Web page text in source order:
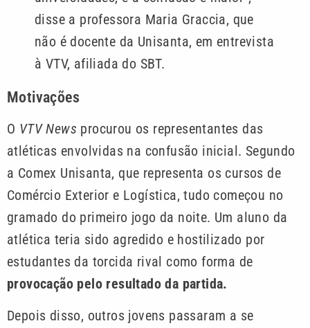
disse a professora Maria Graccia, que
não é docente da Unisanta, em entrevista
à VTV, afiliada do SBT.
Motivações
O VTV News procurou os representantes das
atléticas envolvidas na confusão inicial. Segundo
a Comex Unisanta, que representa os cursos de
Comércio Exterior e Logística, tudo começou no
gramado do primeiro jogo da noite. Um aluno da
atlética teria sido agredido e hostilizado por
estudantes da torcida rival como forma de
provocação pelo resultado da partida.
Depois disso, outros jovens passaram a se